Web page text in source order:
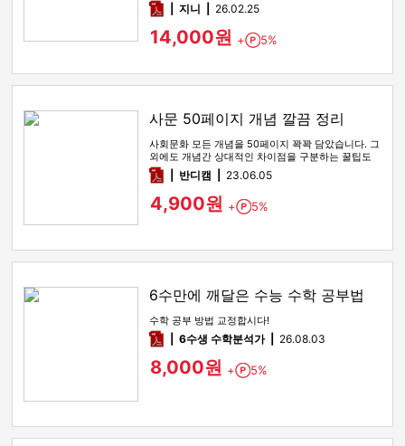
pdf지니 26.02.25
14,000원 + Point
5%
사문 50페이지 개념 깔끔 정리
사회문화 모든 개념을 50페이지 꽉꽉 담았습니다. 그
외에도 개념간 상대적인 차이점을 구분하는 꿀팁도
함께 있습니다
pdf반디캠 23.06.05
4,900원 + Point
5%
6수만에 깨달은 수능 수학 공부법
수학 공부 방법 교정합시다!
pdf6수생 수학분석가 26.08.03
8,000원 + Point
5%